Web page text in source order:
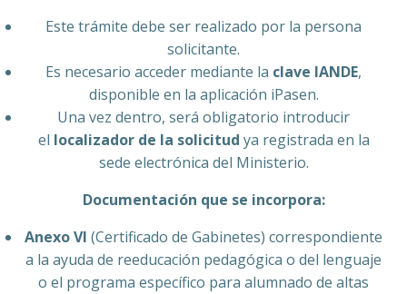
Este trámite debe ser realizado por la persona
solicitante.
Es necesario acceder mediante la clave IANDE,
disponible en la aplicación iPasen.
Una vez dentro, será obligatorio introducir
el localizador de la solicitud ya registrada en la
sede electrónica del Ministerio.
Documentación que se incorpora:
Anexo VI (Certificado de Gabinetes) correspondiente
a la ayuda de reeducación pedagógica o del lenguaje
o el programa específico para alumnado de altas